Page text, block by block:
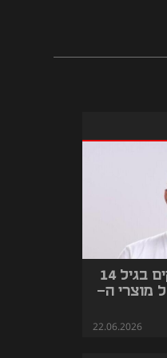
מבניית שרתי משחקים בגיל 14
מוצרי ה-
22.06.2026